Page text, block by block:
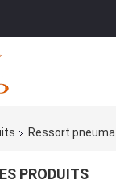
Ressort
PRODUITS